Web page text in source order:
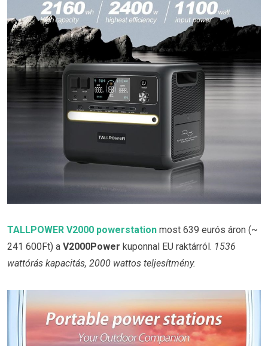
TALLPOWER V2000 powerstation most 639 eurós áron (~
241 600Ft) a V2000Power kuponnal EU raktárról. 1536
wattórás kapacitás, 2000 wattos teljesítmény.